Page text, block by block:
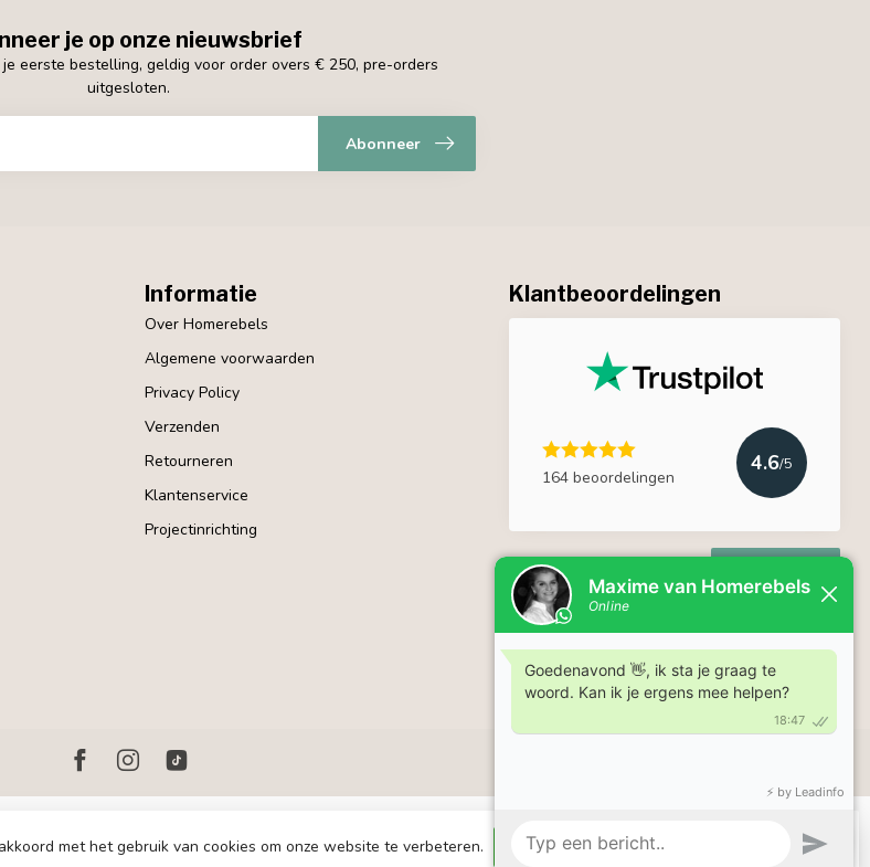
je op onze nieuwsbrief
eerste bestelling, geldig voor order overs € 250, pre-orders
uitgesloten.
Abonneer
Informatie
Over Homerebels
Algemene voorwaarden
Privacy Policy
Verzenden
Retourneren
Klantenservice
Projectinrichting
Klantbeoordelingen
164 beoordelingen
4.6/5
2026 Homerebels.nl - Development:emarkable
met het gebruik van cookies om onze website te verbeteren. Dit bericht verbergen Meer over cookies »